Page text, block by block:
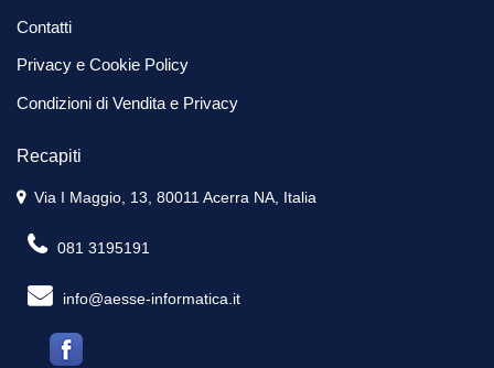
Contatti
Privacy e Cookie Policy
Condizioni di Vendita e Privacy
Recapiti
Via I Maggio, 13, 80011 Acerra NA, Italia
081 3195191
info@aesse-informatica.it